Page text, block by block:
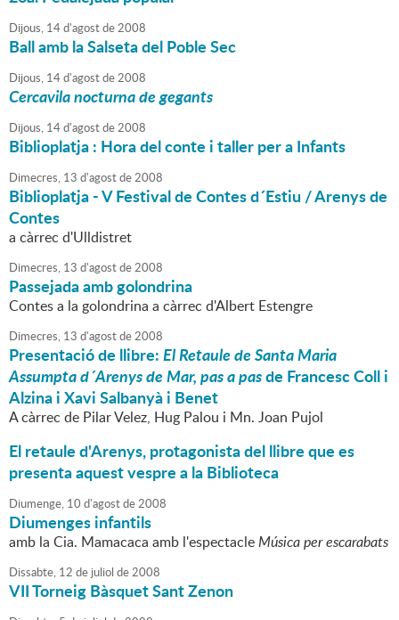
Dijous, 14d'agostde2008
Ball amb la Salseta del Poble Sec
Dijous, 14d'agostde2008
Cercavila nocturna de gegants
Dijous, 14d'agostde2008
Biblioplatja : Hora del conte i taller per a Infants
Dimecres, 13 d'agostde2008
Biblioplatja - V Festival de Contes d´Estiu / Arenys de
Contes
a càrrec d'Ulldistret
Dimecres, 13 d'agostde2008
Passejada amb golondrina
Contes a la golondrina a càrrec d'Albert Estengre
Dimecres, 13 d'agostde2008
Presentació de llibre:El Retaule de Santa Maria
Assumpta d´Arenys de Mar, pas a pasde Francesc Coll i
Alzina i Xavi Salbanyà i Benet
A càrrec de Pilar Velez, Hug Palou i Mn. Joan Pujol
El retaule d'Arenys, protagonista del llibre que es
presenta aquest vespre a la Biblioteca
Diumenge, 10 d'agostde2008
Diumenges infantils
amb la Cia. Mamacaca amb l'espectacleMúsica per escarabats
Dissabte, 12 de juliol de2008
VII Torneig Bàsquet Sant Zenon